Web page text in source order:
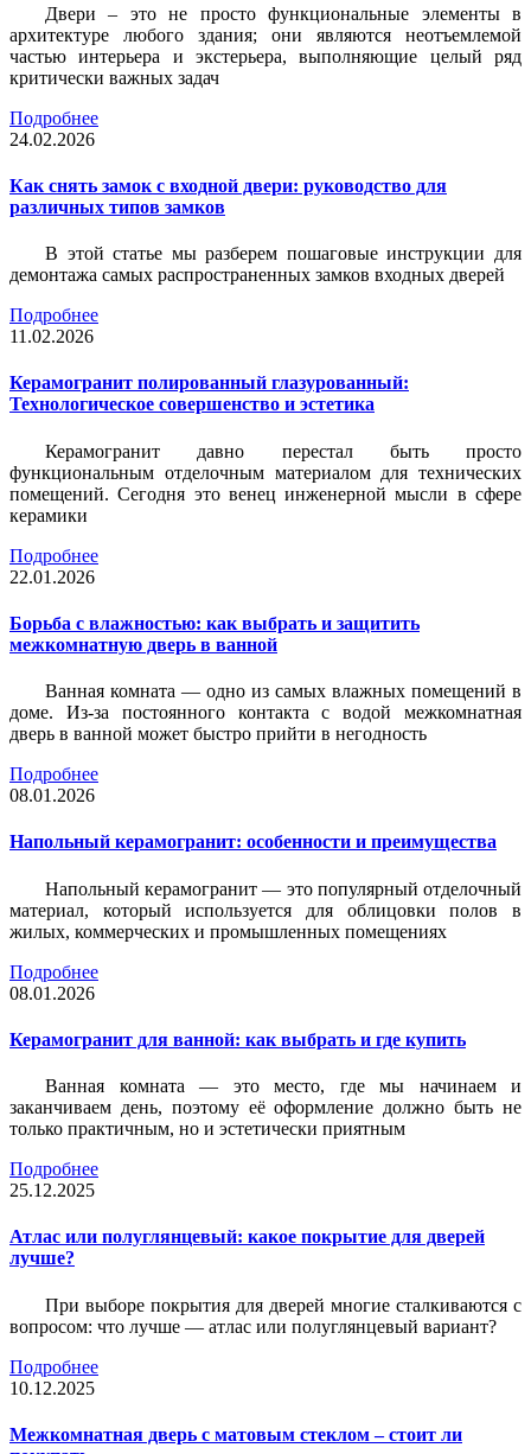
Двери – это не просто функциональные элементы в
архитектуре любого здания; они являются неотъемлемой
частью интерьера и экстерьера, выполняющие целый ряд
критически важных задач
Подробнее
24.02.2026
Как снять замок с входной двери: руководство для
различных типов замков
В этой статье мы разберем пошаговые инструкции для
демонтажа самых распространенных замков входных дверей
Подробнее
11.02.2026
Керамогранит полированный глазурованный:
Технологическое совершенство и эстетика
Керамогранит давно перестал быть просто
функциональным отделочным материалом для технических
помещений. Сегодня это венец инженерной мысли в сфере
керамики
Подробнее
22.01.2026
Борьба с влажностью: как выбрать и защитить
межкомнатную дверь в ванной
Ванная комната — одно из самых влажных помещений в
доме. Из-за постоянного контакта с водой межкомнатная
дверь в ванной может быстро прийти в негодность
Подробнее
08.01.2026
Напольный керамогранит: особенности и преимущества
Напольный керамогранит — это популярный отделочный
материал, который используется для облицовки полов в
жилых, коммерческих и промышленных помещениях
Подробнее
08.01.2026
Керамогранит для ванной: как выбрать и где купить
Ванная комната — это место, где мы начинаем и
заканчиваем день, поэтому её оформление должно быть не
только практичным, но и эстетически приятным
Подробнее
25.12.2025
Атлас или полуглянцевый: какое покрытие для дверей
лучше?
При выборе покрытия для дверей многие сталкиваются с
вопросом: что лучше — атлас или полуглянцевый вариант?
Подробнее
10.12.2025
Межкомнатная дверь с матовым стеклом – стоит ли